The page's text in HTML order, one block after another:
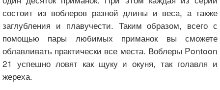
состоит из воблеров разной длины и веса, а также
заглубления и плавучести. Таким образом, всего с
помощью пары любимых приманок вы сможете
облавливать практически все места. Воблеры Pontoon
21 успешно ловят как щуку и окуня, так голавля и
жереха.